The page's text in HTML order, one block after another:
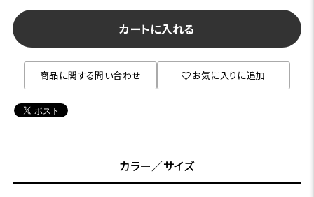
カートに入れる
商品に関する問い合わせ お気に入りに追加
カラー／サイズ